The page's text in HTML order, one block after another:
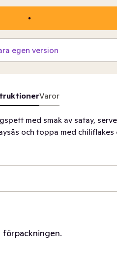
egen version
Varor
med smak av satay,
och toppa med
förpackningen.